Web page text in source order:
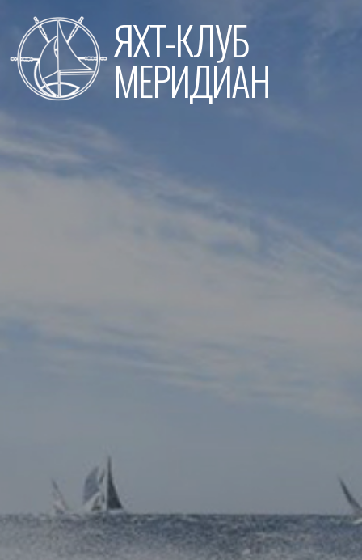
к
содержимому
ЯХТ-КЛУБ
МЕРИДИАН